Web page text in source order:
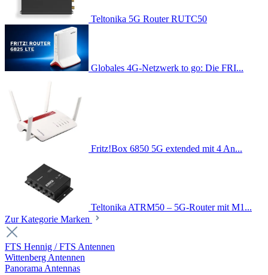
Teltonika 5G Router RUTC50
Globales 4G-Netzwerk to go: Die FRI...
Fritz!Box 6850 5G extended mit 4 An...
Teltonika ATRM50 – 5G-Router mit M1...
Zur Kategorie Marken
FTS Hennig / FTS Antennen
Wittenberg Antennen
Panorama Antennas